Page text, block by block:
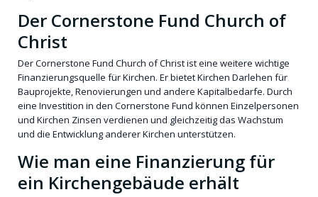
Der Cornerstone Fund Church of
Christ
Der Cornerstone Fund Church of Christ ist eine weitere wichtige
Finanzierungsquelle für Kirchen. Er bietet Kirchen Darlehen für
Bauprojekte, Renovierungen und andere Kapitalbedarfe. Durch
eine Investition in den Cornerstone Fund können Einzelpersonen
und Kirchen Zinsen verdienen und gleichzeitig das Wachstum
und die Entwicklung anderer Kirchen unterstützen.
Wie man eine Finanzierung für
ein Kirchengebäude erhält